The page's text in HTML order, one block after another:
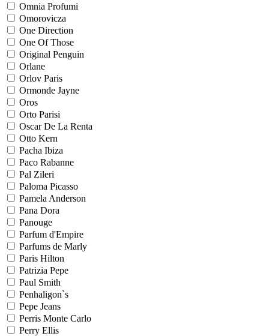
Omnia Profumi
Omorovicza
One Direction
One Of Those
Original Penguin
Orlane
Orlov Paris
Ormonde Jayne
Oros
Orto Parisi
Oscar De La Renta
Otto Kern
Pacha Ibiza
Paco Rabanne
Pal Zileri
Paloma Picasso
Pamela Anderson
Pana Dora
Panouge
Parfum d'Empire
Parfums de Marly
Paris Hilton
Patrizia Pepe
Paul Smith
Penhaligon`s
Pepe Jeans
Perris Monte Carlo
Perry Ellis